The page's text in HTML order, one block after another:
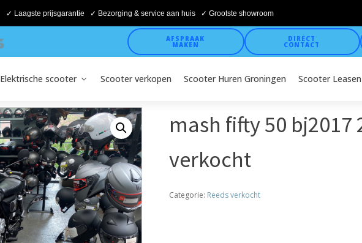
✓ Laagste prijsgarantie ✓ Bezorging & service aan huis ✓ Grootste showroom
AFSPRAAK
MAKEN
DIRECT
CONTACT
Elektrische scooter Scooter verkopen Scooter Huren Groningen Scooter Leasen
mash fifty 50 bj2017
verkocht
Categorie: Reeds verkocht